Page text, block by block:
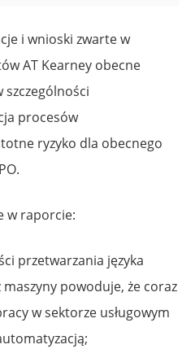
i wnioski zwarte w
AT Kearney obecne
szczególności
procesów
ryzyko dla obecnego
w raporcie:
przetwarzania języka
powoduje, że coraz
w sektorze usługowym